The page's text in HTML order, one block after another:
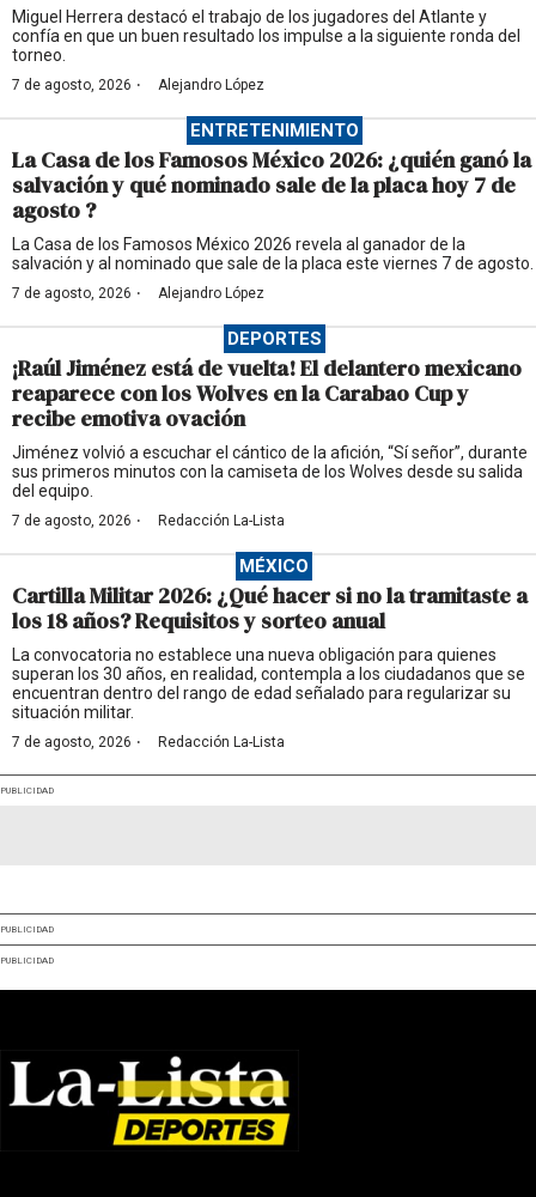
Miguel Herrera destacó el trabajo de los jugadores del Atlante y
confía en que un buen resultado los impulse a la siguiente ronda del
torneo.
7 de agosto, 2026 · Alejandro López
ENTRETENIMIENTO
La Casa de los Famosos México 2026: ¿quién ganó la
salvación y qué nominado sale de la placa hoy 7 de
agosto ?
La Casa de los Famosos México 2026 revela al ganador de la
salvación y al nominado que sale de la placa este viernes 7 de agosto.
7 de agosto, 2026 · Alejandro López
DEPORTES
¡Raúl Jiménez está de vuelta! El delantero mexicano
reaparece con los Wolves en la Carabao Cup y
recibe emotiva ovación
Jiménez volvió a escuchar el cántico de la afición, “Sí señor”, durante
sus primeros minutos con la camiseta de los Wolves desde su salida
del equipo.
7 de agosto, 2026 · Redacción La-Lista
MÉXICO
Cartilla Militar 2026: ¿Qué hacer si no la tramitaste a
los 18 años? Requisitos y sorteo anual
La convocatoria no establece una nueva obligación para quienes
superan los 30 años, en realidad, contempla a los ciudadanos que se
encuentran dentro del rango de edad señalado para regularizar su
situación militar.
7 de agosto, 2026 · Redacción La-Lista
PUBLICIDAD
PUBLICIDAD
PUBLICIDAD